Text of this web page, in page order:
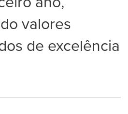
valores
de excelência